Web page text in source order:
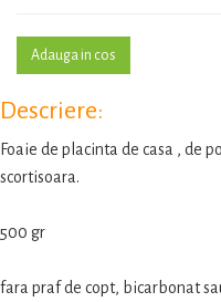
Descriere:
Foaie de placinta de casa , de
scortisoara.
500 gr
fara praf de copt, bicarbonat